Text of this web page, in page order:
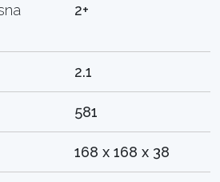
2+
2.1
581
168 x 168 x 38